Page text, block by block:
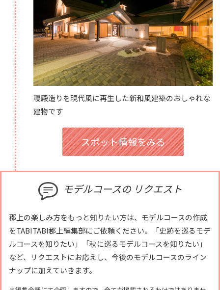
寝殿造りを現代風に再生した新和風建築のおしゃれな
建物です
スポット情報をみる
モデルコースの リクエスト
郡上の楽しみ方をもっと知りたい方は、モデルコースの作成
をTABITABI郡上編集部にご依頼ください。「史跡を巡るモデ
ルコースを知りたい」「秋に巡るモデルコースを知りたい」
など、リクエストにお応えし、今後のモデルコースのライン
ナップに加えていきます。